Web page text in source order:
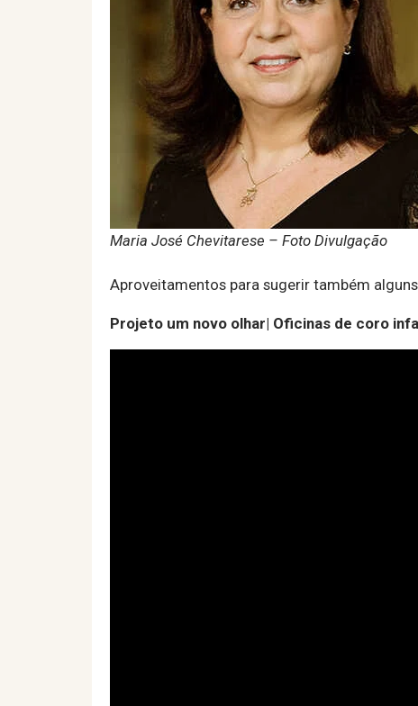
Maria José Chevitarese – Foto Divulgação
Aproveitamentos para sugerir também
Projeto um novo olhar| Oficinas de coro